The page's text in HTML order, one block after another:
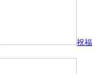
祝福